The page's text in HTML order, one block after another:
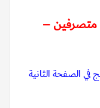
متصرفين –
في الصفحة الثانية